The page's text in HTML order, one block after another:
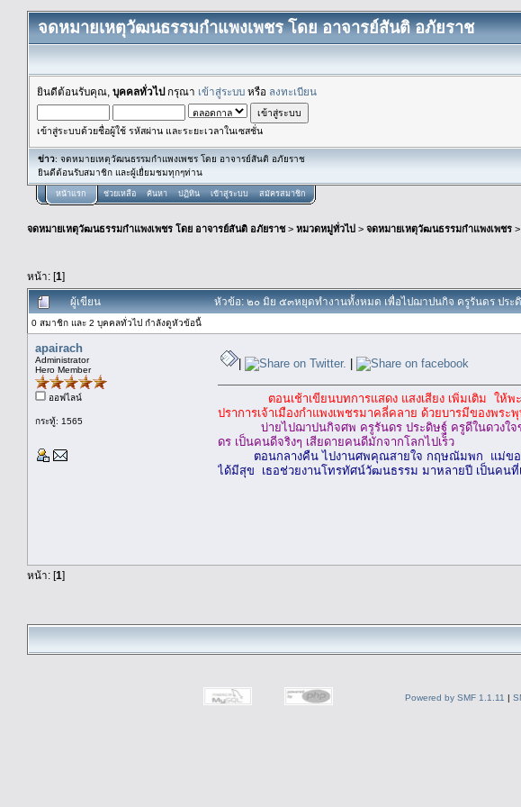
จดหมายเหตุวัฒนธรรมกำแพงเพชร โดย อาจารย์สันติ อภัยราช
ยินดีต้อนรับคุณ, บุคคลทั่วไปกรุณา เข้าสู่ระบบ หรือ ลงทะเบียน
เข้าสู่ระบบด้วยชื่อผู้ใช้ รหัสผ่าน และระยะเวลาในเซสชั่น
ข่าว: จดหมายเหตุวัฒนธรรมกำแพงเพชร โดย อาจารย์สันติ อภัยราช
ยินดีต้อนรับสมาชิก และผู้เยื่ยมชมทุกๆท่าน
หน้าแรก ช่วยเหลือ ค้นหา ปฏิทิน เข้าสู่ระบบ สมัครสมาชิก
จดหมายเหตุวัฒนธรรมกำแพงเพชร โดย อาจารย์สันติ อภัยราช> หมวดหมู่ทั่วไป > จดหมายเหตุวัฒนธรรมกำแพงเพชร >
หน้า: [1]
ผู้เขียน หัวข้อ: ๒๐ มิย ๕๓หยุดทำงานทั้งหมด เพื่อไปฌาปนกิจ ครูรันดร ประ
0 สมาชิก และ 2 บุคคลทั่วไป กำลังดูหัวข้อนี้
apairach
Administrator
Hero Member
ออฟไลน์
กระทู้: 1565
| |
ตอนเช้าเขียนบทการแสดง แสงเสียง เพิ่มเติม ให้
ปราการเจ้าเมืองกำแพงเพชรมาคลี่คลาย ด้วยบารมีของพร
บ่ายไปฌาปนกิจศพ ครูรันดร ประดิษฐ์ ครูดีในดวงใจ
ดร เป็นคนดีจริงๆ เสียดายคนดีมักจากโลกไปเร็ว
ตอนกลางคืน ไปงานศพคุณสายใจ กฤษณัมพก แม่ขอ
ได้มีสุข เธอช่วยงานโทรทัศน์วัฒนธรรม มาหลายปี เป็นคนที่
สันติ อภั
หน้า: [1]
Powered by SMF 1.1.11 |